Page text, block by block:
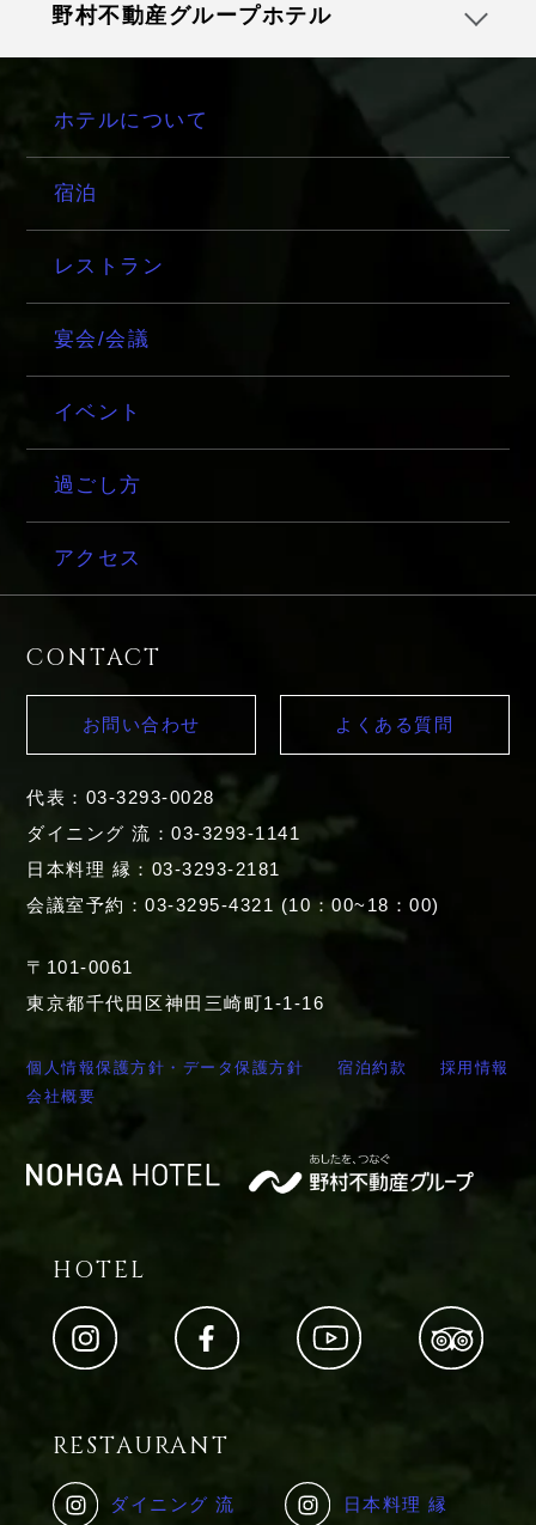
野村不動産グループホテル
ホテルについて
宿泊
レストラン
宴会/会議
イベント
過ごし方
アクセス
CONTACT
お問い合わせ よくある質問
代表：03-3293-0028
ダイニング 流：03-3293-1141
日本料理 縁：03-3293-2181
会議室予約：03-3295-4321 (10：00~18：00)
〒101-0061
東京都千代田区神田三崎町1-1-16
個人情報保護方針・データ保護方針 宿泊約款
採用情報
会社概要
HOTEL
RESTAURANT
ダイニング 流 日本料理 縁